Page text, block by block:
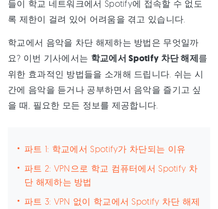
들이 학교 네트워크에서 Spotify에 접속할 수 없도
록 제한이 걸려 있어 어려움을 겪고 있습니다.
학교에서 음악을 차단 해제하는 방법은 무엇일까
요? 이번 기사에서는 학교에서 Spotify 차단 해제를
위한 효과적인 방법들을 소개해 드립니다. 쉬는 시
간에 음악을 듣거나 공부하면서 음악을 즐기고 싶
을 때, 필요한 모든 정보를 제공합니다.
파트 1: 학교에서 Spotify가 차단되는 이유
파트 2: VPN으로 학교 컴퓨터에서 Spotify 차
단 해제하는 방법
파트 3: VPN 없이 학교에서 Spotify 차단 해제